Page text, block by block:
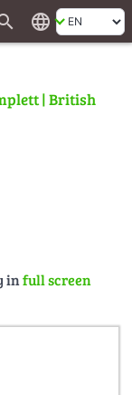
language
| British
infull screen